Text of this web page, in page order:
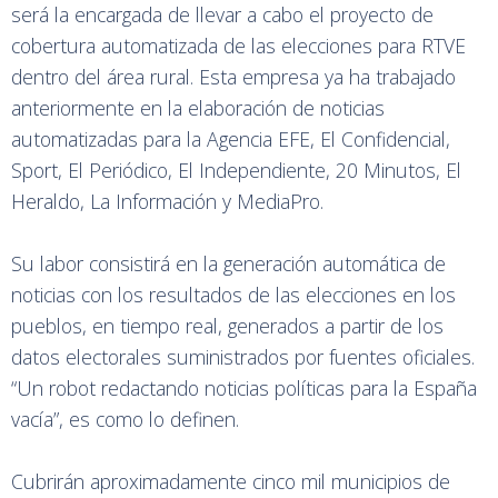
será la encargada de llevar a cabo el proyecto de
cobertura automatizada de las elecciones para RTVE
dentro del área rural. Esta empresa ya ha trabajado
anteriormente en la elaboración de noticias
automatizadas para la Agencia EFE, El Confidencial,
Sport, El Periódico, El Independiente, 20 Minutos, El
Heraldo, La Información y MediaPro.
Su labor consistirá en la generación automática de
noticias con los resultados de las elecciones en los
pueblos, en tiempo real, generados a partir de los
datos electorales suministrados por fuentes oficiales.
“Un robot redactando noticias políticas para la España
vacía”, es como lo definen.
Cubrirán aproximadamente cinco mil municipios de